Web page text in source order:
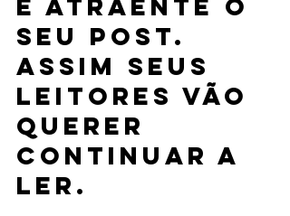
e atraente o
seu post.
Assim seus
leitores vão
querer
continuar a
ler.